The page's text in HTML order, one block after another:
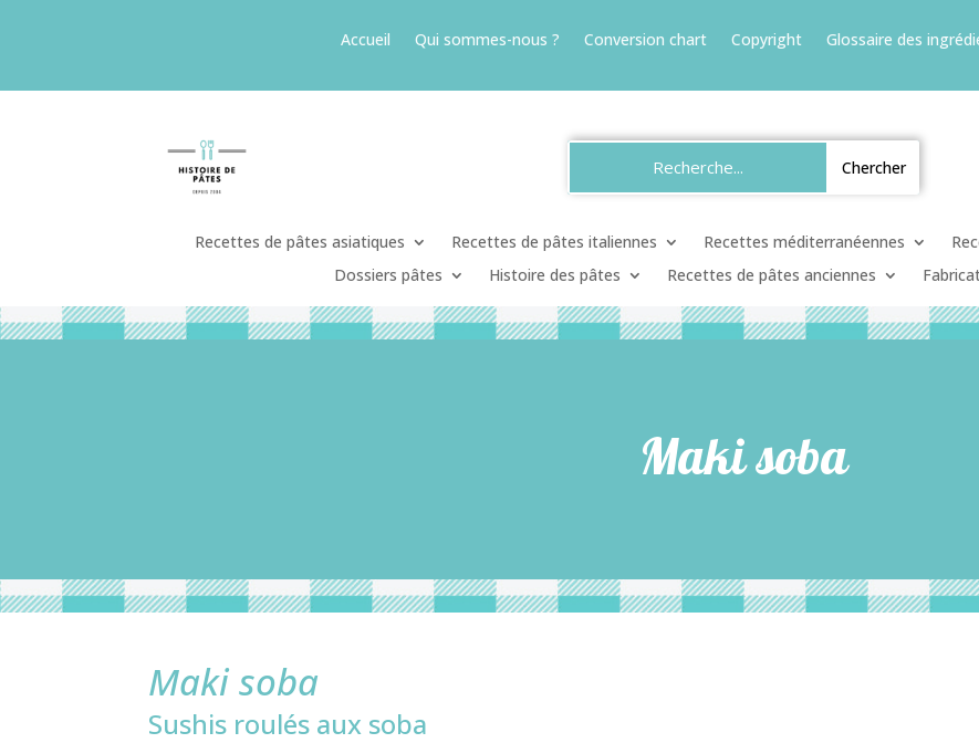
Accueil Qui sommes-nous ? Conversion chart Copyright Glossaire des
Recettes de pâtes asiatiques Recettes de pâtes italiennes Recettes méditerranéennes
Dossiers pâtes
Histoire des pâtes Recettes de pâtes anciennes
Maki soba
Maki soba
Sushis roulés aux soba